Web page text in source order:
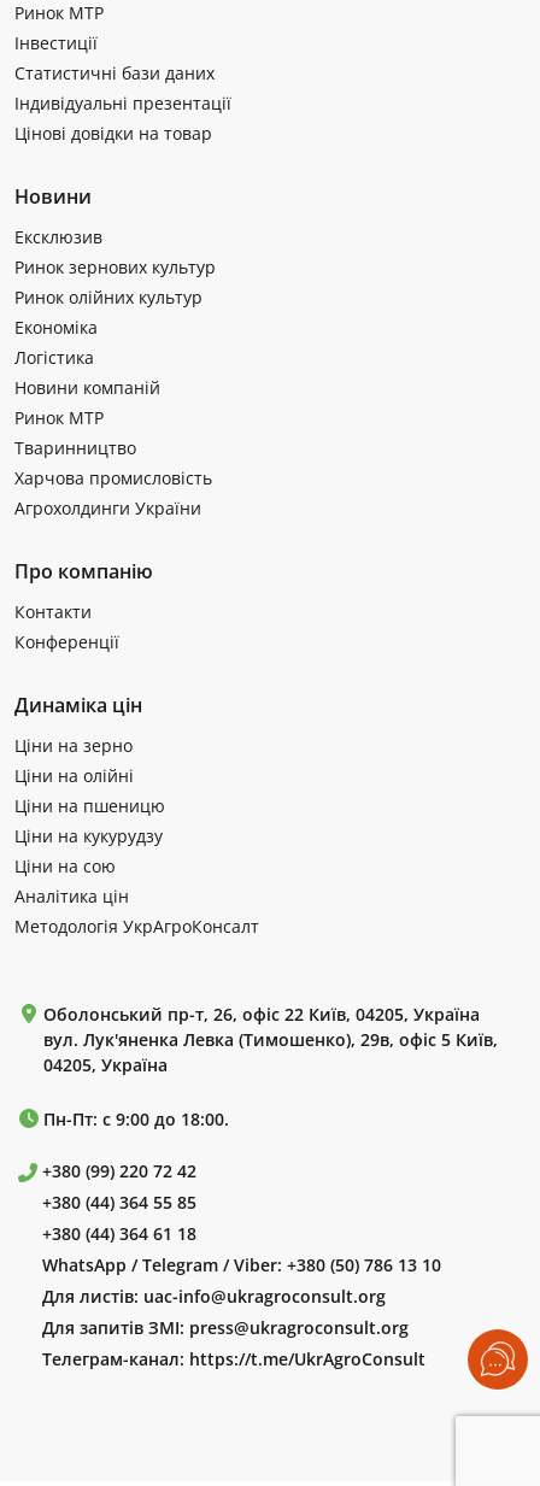
Ринок МТР
Інвестиції
Статистичні бази даних
Індивідуальні презентації
Цінові довідки на товар
Новини
Ексклюзив
Ринок зернових культур
Ринок олійних культур
Економіка
Логістика
Новини компаній
Ринок МТР
Тваринництво
Харчова промисловість
Агрохолдинги України
Про компанію
Контакти
Конференції
Динаміка цін
Ціни на зерно
Ціни на олійні
Ціни на пшеницю
Ціни на кукурудзу
Ціни на сою
Аналітика цін
Методологія УкрАгроКонсалт
Оболонський пр-т, 26, офіс 22 Київ, 04205, Україна
вул. Лук'яненка Левка (Тимошенко), 29в, офіс 5 Київ,
04205, Україна
Пн-Пт: с 9:00 до 18:00.
+380 (99) 220 72 42
+380 (44) 364 55 85
+380 (44) 364 61 18
WhatsApp / Telegram / Viber: +380 (50) 786 13 10
Для листів: uac-info@ukragroconsult.org
Для запитів ЗМІ: press@ukragroconsult.org
Телеграм-канал: https://t.me/UkrAgroConsult